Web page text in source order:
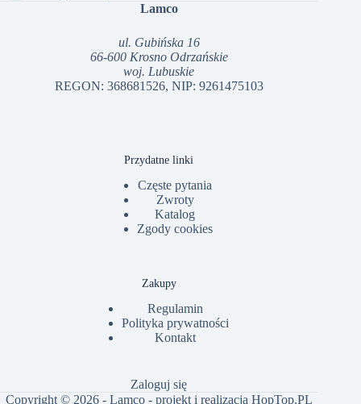
Lamco
ul. Gubińska 16
66-600 Krosno Odrzańskie
woj. Lubuskie
REGON: 368681526, NIP: 9261475103
Przydatne linki
Częste pytania
Zwroty
Katalog
Zgody cookies
Zakupy
Regulamin
Polityka prywatności
Kontakt
Zaloguj się
Copyright © 2026 - Lamco - projekt i realizacja HopTop.PL